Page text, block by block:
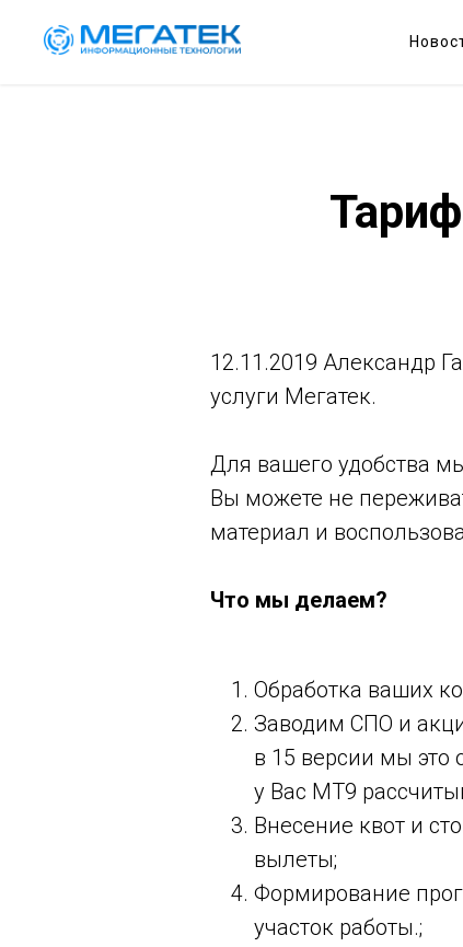
12.11.2019 Александр
услуги Мегатек.
Для вашего удобства
Вы можете не
материал и
Что мы делаем?
Обработка ваших
Заводим СПО и
в 15 версии мы
у Вас МТ9
Внесение квот и
вылеты;
Формирование
участок работы.;